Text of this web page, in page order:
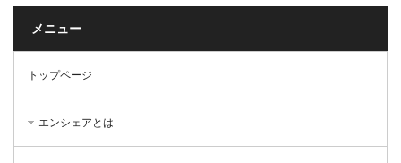
メニュー
トップページ
エンシェアとは